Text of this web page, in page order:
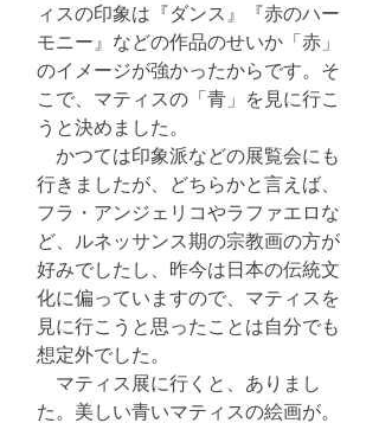
ィスの印象は『ダンス』『赤のハー
モニー』などの作品のせいか「赤」
のイメージが強かったからです。そ
こで、マティスの「青」を見に行こ
うと決めました。
かつては印象派などの展覧会にも
行きましたが、どちらかと言えば、
フラ・アンジェリコやラファエロな
ど、ルネッサンス期の宗教画の方が
好みでしたし、昨今は日本の伝統文
化に偏っていますので、マティスを
見に行こうと思ったことは自分でも
想定外でした。
マティス展に行くと、ありまし
た。美しい青いマティスの絵画が。